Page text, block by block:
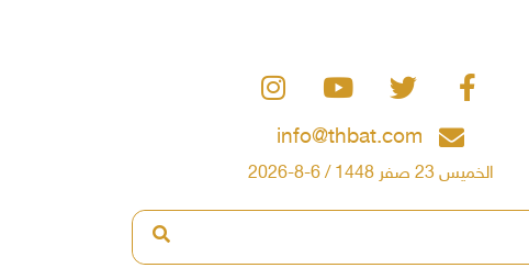
info@thbat.com
الخميس 23 صفر 1448 / 6-8-2026